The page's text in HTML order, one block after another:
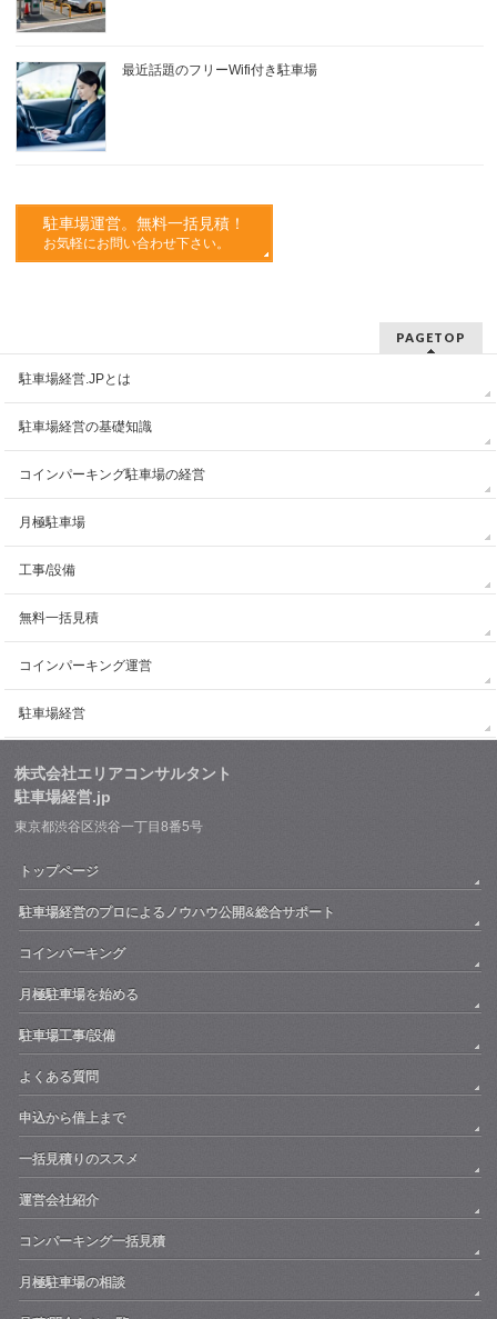
最近話題のフリーWifi付き駐車場
駐車場運営。無料一括見積！
お気軽にお問い合わせ下さい。
PAGETOP
駐車場経営.JPとは
駐車場経営の基礎知識
コインパーキング駐車場の経営
月極駐車場
工事/設備
無料一括見積
コインパーキング運営
駐車場経営
株式会社エリアコンサルタント
駐車場経営.jp
東京都渋谷区渋谷一丁目8番5号
トップページ
駐車場経営のプロによるノウハウ公開&総合サポート
コインパーキング
月極駐車場を始める
駐車場工事/設備
よくある質問
申込から借上まで
一括見積りのススメ
運営会社紹介
コンパーキング一括見積
月極駐車場の相談